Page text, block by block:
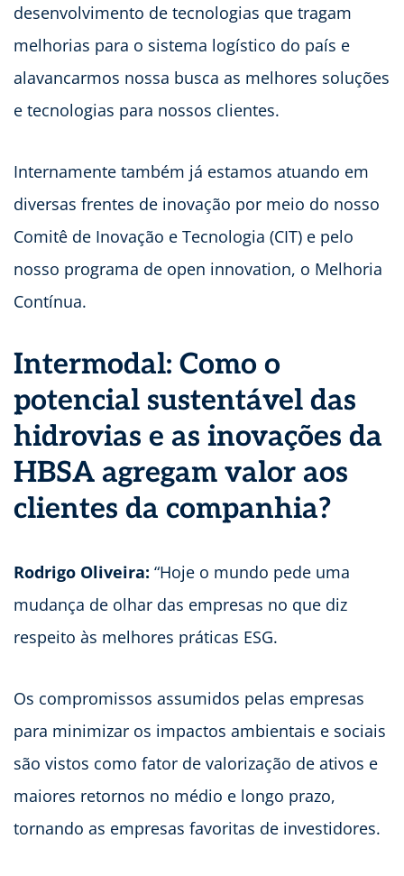
desenvolvimento de tecnologias que tragam
melhorias para o sistema logístico do país e
alavancarmos nossa busca as melhores soluções
e tecnologias para nossos clientes.
Internamente também já estamos atuando em
diversas frentes de inovação por meio do nosso
Comitê de Inovação e Tecnologia (CIT) e pelo
nosso programa de open innovation, o Melhoria
Contínua.
Intermodal: Como o
potencial sustentável das
hidrovias e as inovações da
HBSA agregam valor aos
clientes da companhia?
Rodrigo Oliveira: “Hoje o mundo pede uma
mudança de olhar das empresas no que diz
respeito às melhores práticas ESG.
Os compromissos assumidos pelas empresas
para minimizar os impactos ambientais e sociais
são vistos como fator de valorização de ativos e
maiores retornos no médio e longo prazo,
tornando as empresas favoritas de investidores.